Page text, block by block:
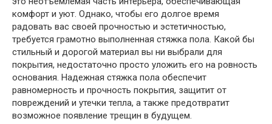
комфорт и уют. Однако, чтобы его долгое время
радовать вас своей прочностью и эстетичностью,
требуется грамотно выполненная стяжка пола. Какой бы
стильный и дорогой материал вы ни выбрали для
покрытия, недостаточно просто уложить его на ровность
основания. Надежная стяжка пола обеспечит
равномерность и прочность покрытия, защитит от
повреждений и утечки тепла, а также предотвратит
возможное появление трещин в будущем.